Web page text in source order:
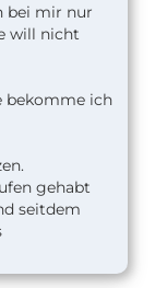
bei mir nur
will nicht
bekomme ich
gehabt
seitdem